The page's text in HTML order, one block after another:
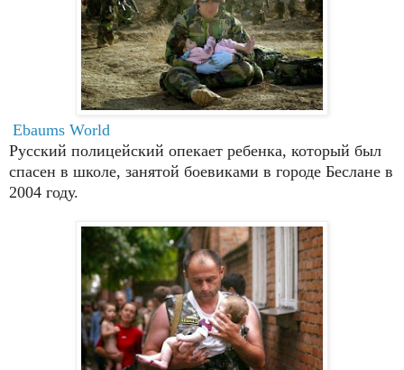
Ebaums World
Русский полицейский опекает ребенка, который был
спасен в школе, занятой боевиками в городе Беслане в
2004 году.